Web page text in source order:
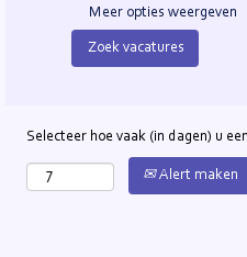
Meer opties weergeven
Selecteer hoe vaak (in dagen) u
Alert maken